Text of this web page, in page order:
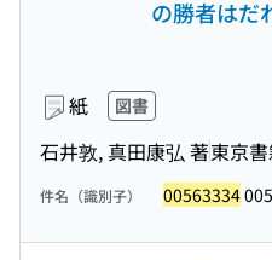
の勝者はだ
紙 図書
石井敦, 真田康弘 著東京
件名（識別子） 00563334